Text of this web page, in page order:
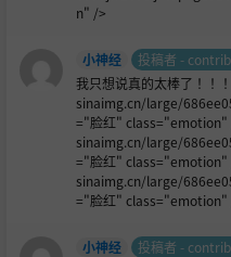
n" />
小神经 投稿者 -
我只想说真的太棒了 ！
sinaimg.cn/large/
="脸红"
sinaimg.cn/large/
="脸红"
sinaimg.cn/large/
="脸红" class="emotion"
小神经 投稿者 -